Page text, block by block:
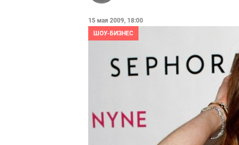
15 мая 2009, 18:00
ШОУ-БИЗНЕС